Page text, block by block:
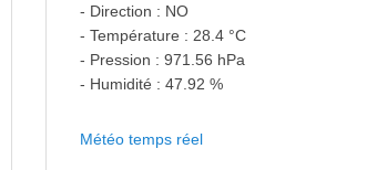
- Direction : NO
- Température : 28.4 °C
- Pression : 971.56 hPa
- Humidité : 47.92 %
Météo temps réel